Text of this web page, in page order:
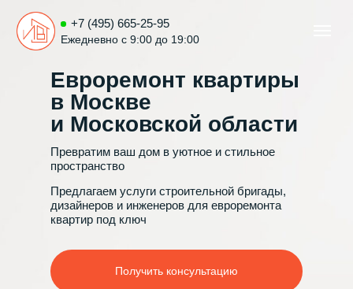
+7 (495) 665-25-95
Ежедневно с 9:00 до 19:00
Евроремонт квартиры
в Москве
и Московской области
Превратим ваш дом в уютное и стильное
пространство
Получить консультацию
Предлагаем услуги строительной бригады,
дизайнеров и инженеров для евроремонта
квартир под ключ